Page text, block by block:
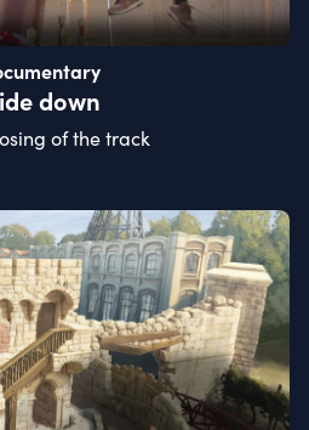
down
of the track